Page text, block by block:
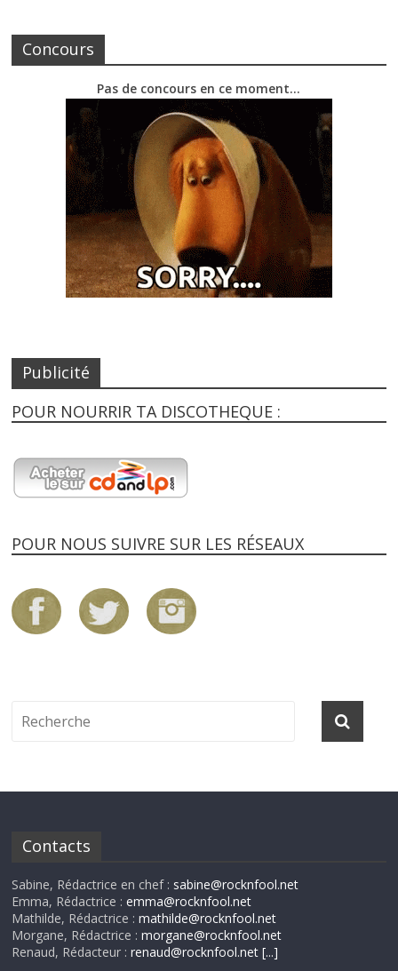
Concours
Pas de concours en ce moment…
Publicité
POUR NOURRIR TA DISCOTHEQUE :
POUR NOUS SUIVRE SUR LES RÉSEAUX
Contacts
Sabine, Rédactrice en chef : sabine@rocknfool.net
Emma, Rédactrice :emma@rocknfool.net
Mathilde, Rédactrice :mathilde@rocknfool.net
Morgane, Rédactrice :morgane@rocknfool.net
Renaud, Rédacteur :renaud@rocknfool.net [...]